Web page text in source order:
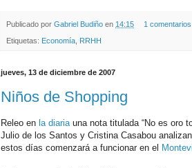
Publicado por Gabriel Budiño en 14:15 1 comentarios
Etiquetas: Economía RRHH
jueves, 13 de diciembre de 2007
Niños de Shopping
Releo en la diaria una nota titulada “No es oro
Julio de los Santos y Cristina Casabou
estos días comenzará a funcionar en el